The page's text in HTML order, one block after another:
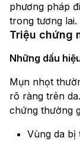
phương pháp
trong tương lai.
Triệu chứng
Những dấu
Mụn nhọt
rõ ràng trên
chứng thường
Vùng da bị